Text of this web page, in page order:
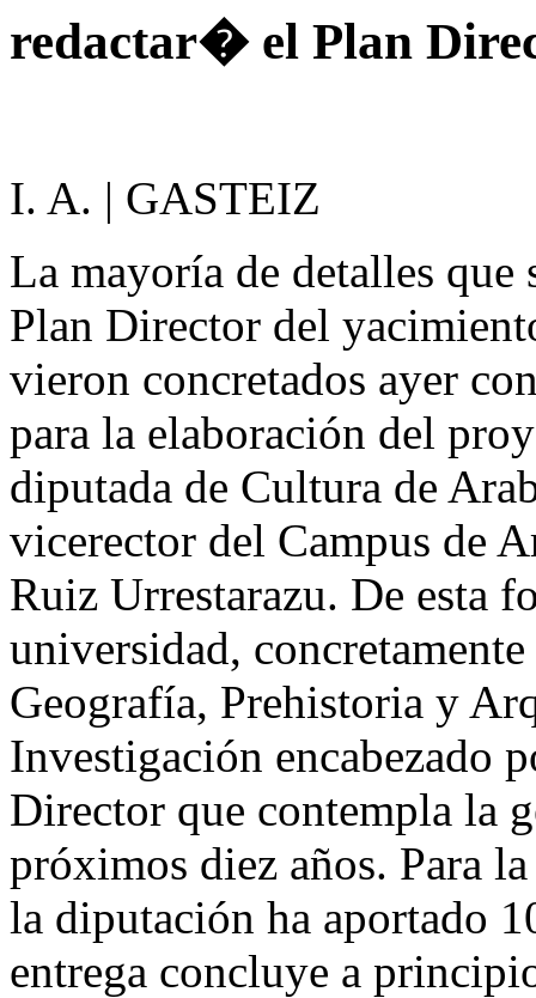
redactar� el Plan
I. A. | GASTEIZ
La mayoría de detalles que
Plan Director del
vieron concretados ayer
para la elaboración del
diputada de Cultura de
vicerector del Campus de
Ruiz Urrestarazu. De esta
universidad,
Geografía, Prehistoria y
Investigación encabezado
Director que contempla la
próximos diez años. Para
la diputación ha aportado
entrega concluye a